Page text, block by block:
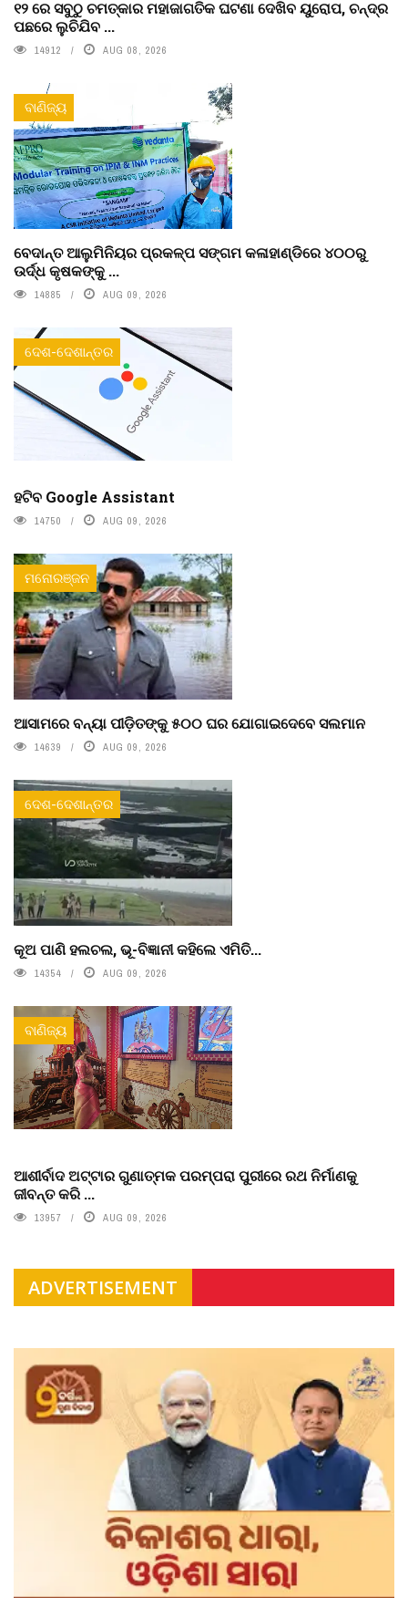
୧୨ ରେ ସବୁଠୁ ଚମତ୍କାର ମହାଜାଗତିକ ଘଟଣା ଦେଖିବ ୟୁରୋପ, ଚନ୍ଦ୍ର
ପଛରେ ଲୁଚିଯିବ ...
14912 AUG 08, 2026
ବାଣିଜ୍ୟ
ବେଦାନ୍ତ ଆଲୁମିନିୟର ପ୍ରକଳ୍ପ ସଙ୍ଗମ କଳାହାଣ୍ଡିରେ ୪୦୦ରୁ
ଉର୍ଦ୍ଧ କୃଷକଙ୍କୁ ...
14885 AUG 09, 2026
ଦେଶ-ଦେଶାନ୍ତର
ହଟିବ Google Assistant
14750 AUG 09, 2026
ମନୋରଞ୍ଜନ
ଆସାମରେ ବନ୍ୟା ପୀଡ଼ିତଙ୍କୁ ୫୦୦ ଘର ଯୋଗାଇଦେବେ ସଲମାନ
14639 AUG 09, 2026
ଦେଶ-ଦେଶାନ୍ତର
କୂଅ ପାଣି ହଲଚଲ, ଭୂ-ବିଜ୍ଞାନୀ କହିଲେ ଏମିତି...
14354 AUG 09, 2026
ବାଣିଜ୍ୟ
ଆଶୀର୍ବାଦ ଅଟ୍ଟାର ଗୁଣାତ୍ମକ ପରମ୍ପରା ପୁରୀରେ ରଥ ନିର୍ମାଣକୁ
ଜୀବନ୍ତ କରି ...
13957 AUG 09, 2026
ADVERTISEMENT